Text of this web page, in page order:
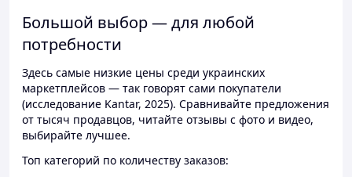
Большой выбор — для любой
потребности
Здесь самые низкие цены среди украинских
маркетплейсов — так говорят сами покупатели
(исследование Kantar, 2025). Сравнивайте предложения
от тысяч продавцов, читайте отзывы с фото и видео,
выбирайте лучшее.
Топ категорий по количеству заказов: